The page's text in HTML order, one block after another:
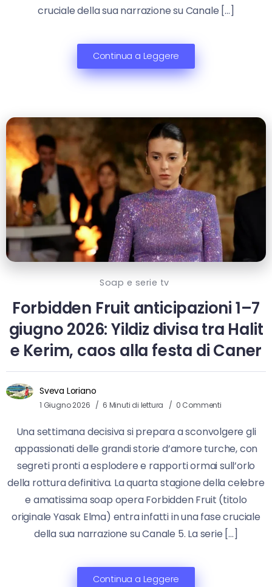
cruciale della sua narrazione su Canale […]
Continua a Leggere
Soap e serie tv
Forbidden Fruit anticipazioni 1–7
giugno 2026: Yildiz divisa tra Halit
e Kerim, caos alla festa di Caner
Sveva Loriano
1 Giugno 2026 6 Minuti di lettura 0 Commenti
Una settimana decisiva si prepara a sconvolgere gli
appassionati delle grandi storie d’amore turche, con
segreti pronti a esplodere e rapporti ormai sull’orlo
della rottura definitiva. La quarta stagione della celebre
e amatissima soap opera Forbidden Fruit (titolo
originale Yasak Elma) entra infatti in una fase cruciale
della sua narrazione su Canale 5. La serie […]
Continua a Leggere